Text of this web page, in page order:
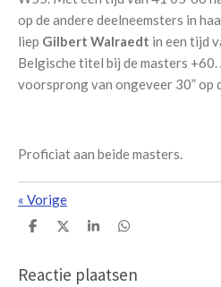
op de andere deelneemsters in
liep Gilbert Walraedt in een tijd
Belgische titel bij de masters +60.
voorsprong van ongeveer 30” op
Proficiat aan beide masters.
« Vorige
D
e
n
D
l
S
r
e
D
e
n
Reactie plaatsen